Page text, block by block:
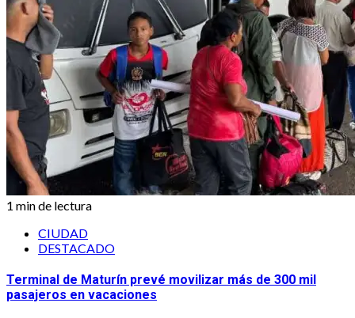
1 min de lectura
CIUDAD
DESTACADO
Terminal de Maturín prevé movilizar más de 300 mil
pasajeros en vacaciones